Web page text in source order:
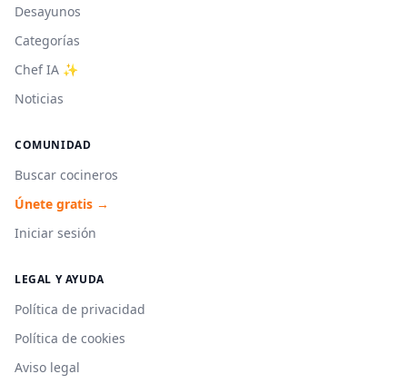
Desayunos
Categorías
Chef IA ✨
Noticias
COMUNIDAD
Buscar cocineros
Únete gratis →
Iniciar sesión
LEGAL Y AYUDA
Política de privacidad
Política de cookies
Aviso legal